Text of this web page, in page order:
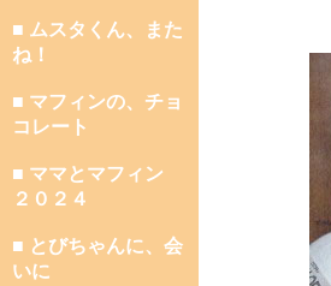
■ ムスタくん、また
ね！
■ マフィンの、チョ
コレート
■ ママとマフィン
２０２４
■ とびちゃんに、会
いに